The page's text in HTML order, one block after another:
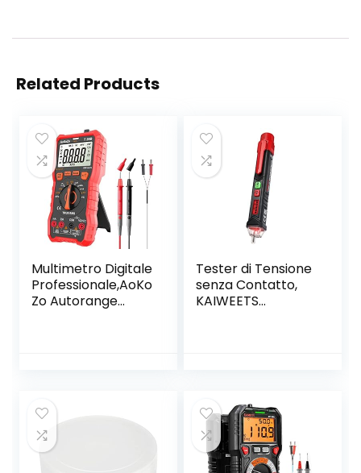
Related Products
Multimetro Digitale
Professionale,AoKo
Zo Autorange
Tester di Tensione
senza Contatto,
KAIWEETS
Filo Fase/Neutro,
Torcia, Allarme
Acustico